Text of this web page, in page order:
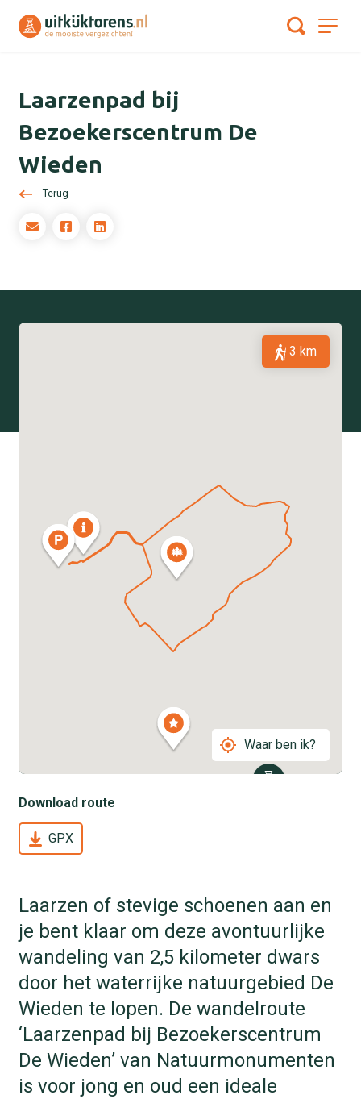
Laarzenpad bij
Bezoekerscentrum De
Wieden
Terug
Waar ben ik?
3 km
Download route
GPX
Laarzen of stevige schoenen aan en
je bent klaar om deze avontuurlijke
wandeling van 2,5 kilometer dwars
door het waterrijke natuurgebied De
Wieden te lopen. De wandelroute
‘Laarzenpad bij Bezoekerscentrum
De Wieden’ van Natuurmonumenten
is voor jong en oud een ideale